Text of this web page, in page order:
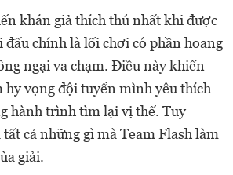
khán giả thích thú nhất khi được
chính là lối chơi có phần hoang
ngại va chạm. Điều này khiến
hy vọng đội tuyển mình yêu thích
hành trình tìm lại vị thế. Tuy
cả những gì mà Team Flash làm
giải.